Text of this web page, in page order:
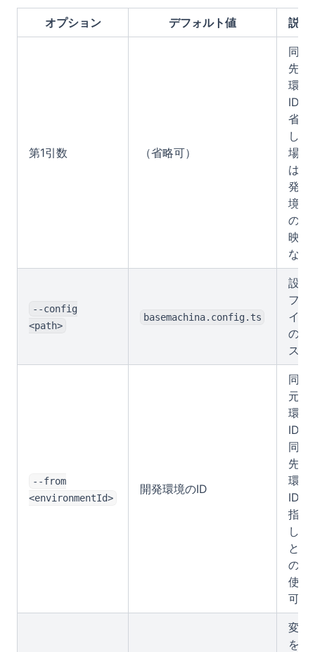
オプション デフォルト値 説明
第1引数 （省略可）
同期
先の
環境
ID。
省略
した
場合
は開
発環
境へ
の反
映に
なる
--config
<path>
basemachina.config.ts
設定
ファ
イル
のパ
ス
--from
<environmentId>
開発環境のID
同期
元の
環境
ID。
同期
先の
環境
IDを
指定
した
とき
のみ
使用
可
変更
を適